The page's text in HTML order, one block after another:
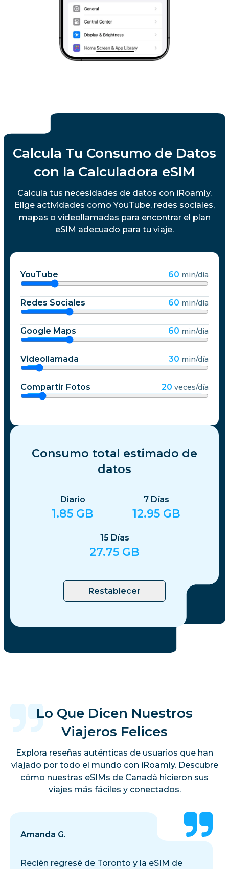
Calcula Tu Consumo de Datos
con la Calculadora eSIM
Calcula tus necesidades de datos con iRoamly.
Elige actividades como YouTube, redes sociales,
mapas o videollamadas para encontrar el plan
eSIM adecuado para tu viaje.
YouTube 60 min/día
Redes Sociales 60 min/día
Google Maps 60 min/día
Videollamada 30 min/día
Compartir Fotos 20 veces/día
Consumo total estimado de
datos
Diario
1.85 GB
7 Días
12.95 GB
15 Días
27.75 GB
Restablecer
Lo Que Dicen Nuestros
Viajeros Felices
Explora reseñas auténticas de usuarios que han
viajado por todo el mundo con iRoamly. Descubre
cómo nuestras eSIMs de Canadá hicieron sus
viajes más fáciles y conectados.
Amanda G.
Recién regresé de Toronto y la eSIM de